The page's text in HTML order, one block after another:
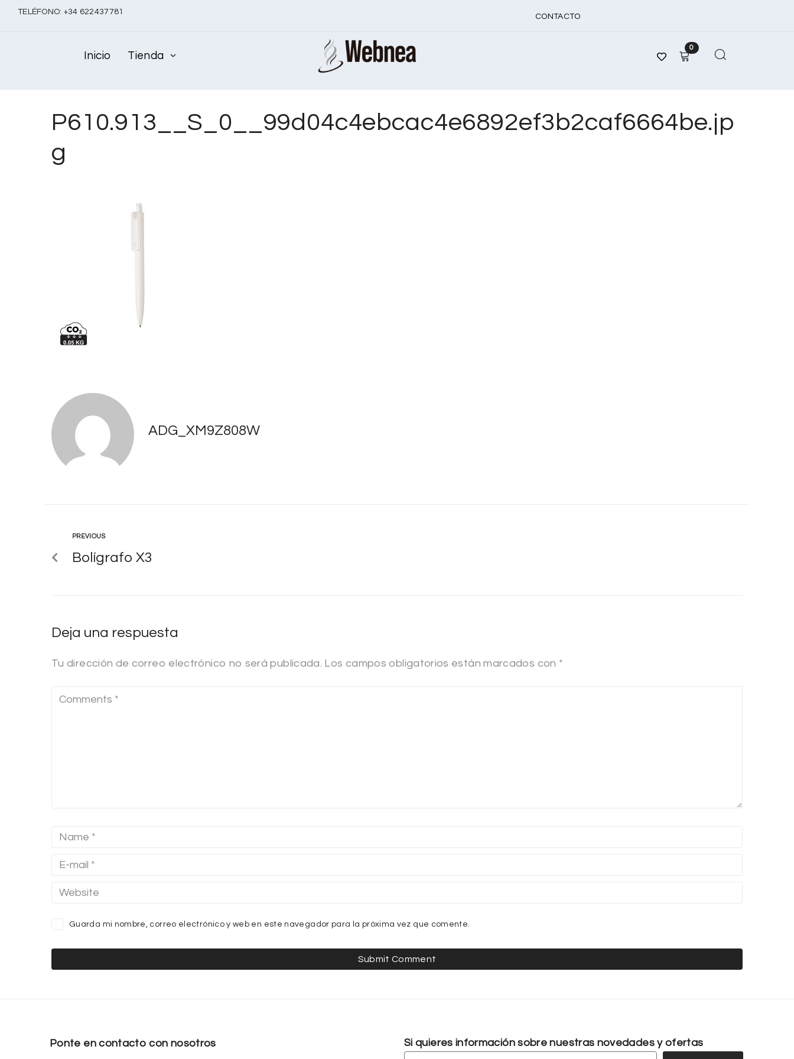
TELÉFONO: +34 622437781
CONTACTO
Inicio Tienda
0
P610.913__S_0__99d04c4ebcac4e6892ef3b2caf6664be.jp
g
ADG_XM9Z808W
PREVIOUS
Bolígrafo X3
Deja una respuesta
Tu dirección de correo electrónico no será publicada. Los campos obligatorios están marcados con *
Guarda mi nombre, correo electrónico y web en este navegador para la próxima vez que comente.
Ponte en contacto con nosotros Si quieres información sobre nuestras novedades y ofertas